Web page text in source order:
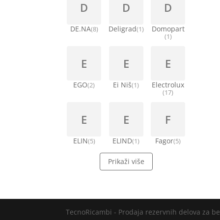
D
DE.NA(8)
D
Deligrad(1)
D
Domopart
(1)
E
EGO(2)
E
Ei Niš(1)
E
Electrolux
(17)
E
ELIN(5)
E
ELIND(1)
F
Fagor(5)
Prikaži više
TecnoRicambi - Prodaja rezervnih delova za